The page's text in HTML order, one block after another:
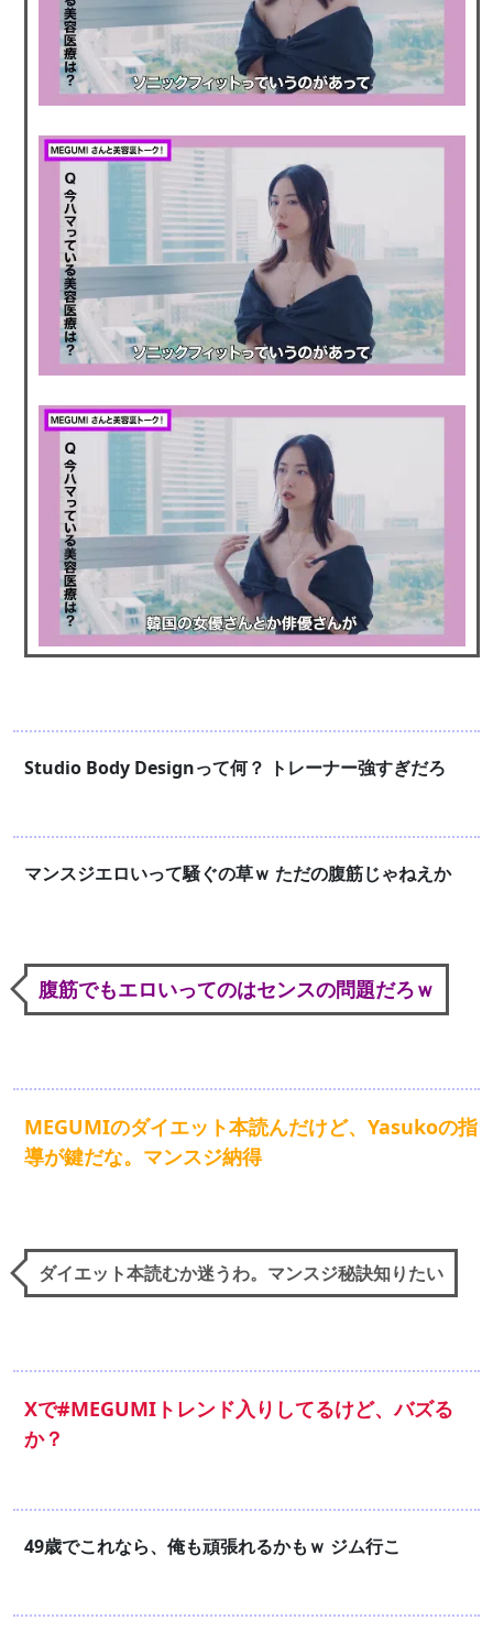
Studio Body Designって何？ トレーナー強すぎだろ
マンスジエロいって騒ぐの草ｗ ただの腹筋じゃねえか
腹筋でもエロいってのはセンスの問題だろｗ
MEGUMIのダイエット本読んだけど、Yasukoの指
導が鍵だな。マンスジ納得
ダイエット本読むか迷うわ。マンスジ秘訣知りたい
Xで#MEGUMIトレンド入りしてるけど、バズる
か？
49歳でこれなら、俺も頑張れるかもｗ ジム行こ